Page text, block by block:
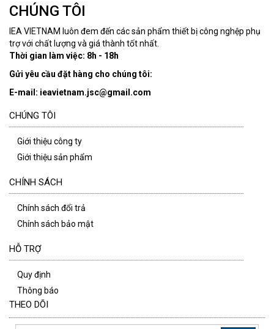
CHÚNG TÔI
IEA VIETNAM luôn đem đến các sản phẩm thiết bị công nghệp phụ
trợ với chất lượng và giá thành tốt nhất.
Thời gian làm việc: 8h - 18h
Gửi yêu cầu đặt hàng cho chúng tôi:
E-mail: ieavietnam.jsc@gmail.com
CHÚNG TÔI
Giới thiệu công ty
Giới thiệu sản phẩm
CHÍNH SÁCH
Chính sách đổi trả
Chính sách bảo mật
HỖ TRỢ
Quy định
Thông báo
THEO DÕI